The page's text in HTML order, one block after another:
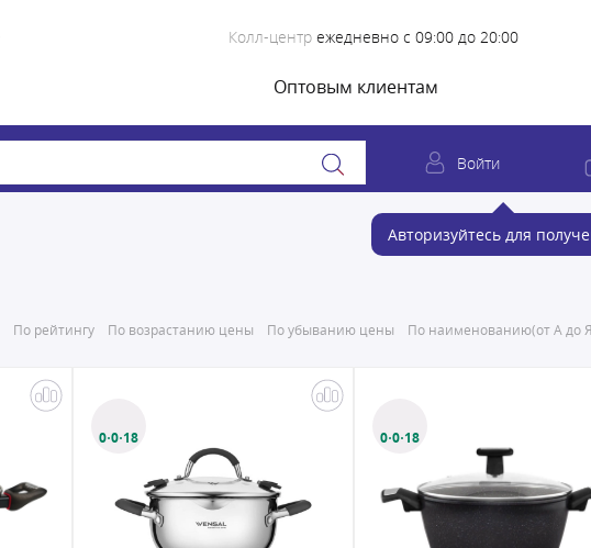
Колл-центр ежедневно с 09:00 до 20:00
Оптовым клиентам
Войти
Авторизуйтесь для
По рейтингу По возрастанию цены По убыванию цены По наименованию(от А до
0·0·18 0·0·18